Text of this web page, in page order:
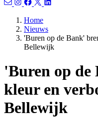
Home
Nieuws
'Buren op de Bank'
Bellewijk
'Buren op
kleur en
Bellewijk